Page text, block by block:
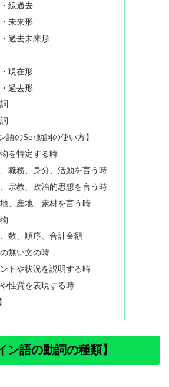
線過去
未来形
過去未来形
現在形
過去形
語のSer動詞の使い方】
物を特定する時
、職務、身分、活動を言う時
、宗教、政治的思想を言う時
地、産地、素材を言う時
、数、順序、合計金額
の無い文の時
ントや状況を説明する時
や性質を表現する時
ン語の動詞の種類】